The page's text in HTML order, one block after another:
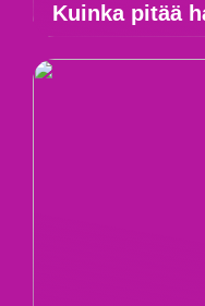
Kuinka pitää